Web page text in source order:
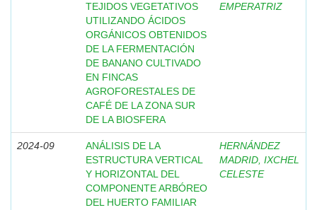
TEJIDOS VEGETATIVOS
UTILIZANDO ÁCIDOS
ORGÁNICOS OBTENIDOS
DE LA FERMENTACIÓN
DE BANANO CULTIVADO
EN FINCAS
AGROFORESTALES DE
CAFÉ DE LA ZONA SUR
DE LA BIOSFERA
EMPERATRIZ
2024-09
ANÁLISIS DE LA
ESTRUCTURA VERTICAL
Y HORIZONTAL DEL
COMPONENTE ARBÓREO
DEL HUERTO FAMILIAR
HERNÁNDEZ
MADRID, IXCHEL
CELESTE